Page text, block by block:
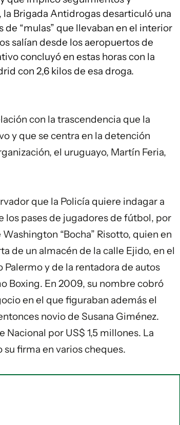
Brigada Antidrogas desarticuló una
“mulas” que llevaban en el interior
salían desde los aeropuertos de
concluyó en estas horas con la
con 2,6 kilos de esa droga.
con la trascendencia que la
y que se centra en la detención
el uruguayo, Martín Feria,
que la Policía quiere indagar a
los pases de jugadores de fútbol, por
“Bocha” Risotto, quien en
de un almacén de la calle Ejido, en el
y de la rentadora de autos
Boxing. En 2009, su nombre cobró
en el que figuraban además el
novio de Susana Giménez.
por US$ 1,5 millones. La
firma en varios cheques.